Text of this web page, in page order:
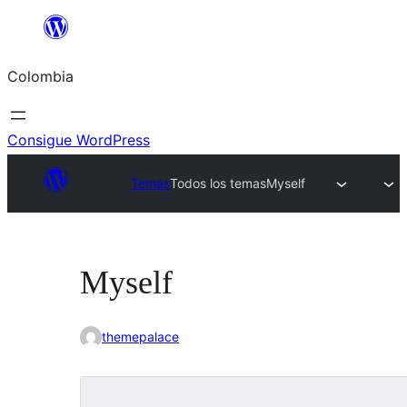
Saltar
contenido
Colombia
Consigue WordPress
TemasTodos los temasMyself
Myself
themepalace